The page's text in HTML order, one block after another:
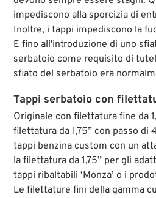
impediscono alla sporcizia di
Inoltre, i tappi impediscono la
E fino all'introduzione di uno
serbatoio come requisito di
sfiato del serbatoio era
Tappi serbatoio con
Originale con filettatura fine da
filettatura da 1,75” con passo di
tappi benzina custom con un
la filettatura da 1,75” per gli
tappi ribaltabili ‘Monza’ o i
Le filettature fini della gamma